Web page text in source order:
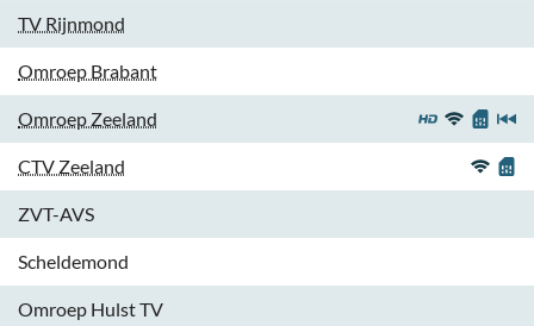
TV Rijnmond
Omroep Brabant
Omroep Zeeland
CTV Zeeland
ZVT-AVS
Scheldemond
Omroep Hulst TV